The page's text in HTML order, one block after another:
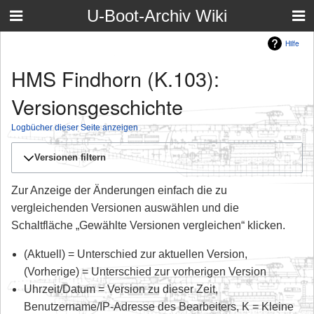
U-Boot-Archiv Wiki
Hilfe
HMS Findhorn (K.103):
Versionsgeschichte
Logbücher dieser Seite anzeigen
Versionen filtern
Zur Anzeige der Änderungen einfach die zu
vergleichenden Versionen auswählen und die
Schaltfläche „Gewählte Versionen vergleichen“ klicken.
(Aktuell) = Unterschied zur aktuellen Version,
(Vorherige) = Unterschied zur vorherigen Version
Uhrzeit/Datum = Version zu dieser Zeit,
Benutzername/IP-Adresse des Bearbeiters, K = Kleine